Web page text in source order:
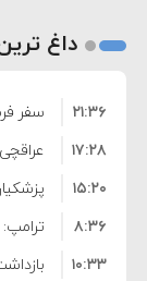
داغ
سفر
۲۱:۳۶
۱۱ درصدی ایران از خزر
۱۷:۲۸
است
۱۵:۲۰
۸:۳۶
۱۰:۳۳